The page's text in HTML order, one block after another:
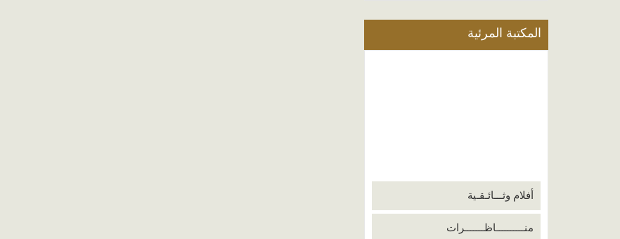
المكتبة المرئية
أفلام وثـــائـقـية
منــــــــــاظـــــــرات